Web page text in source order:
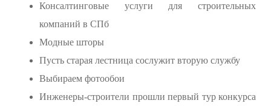
Консалтинговые услуги для строительных
компаний в СПб
Модные шторы
Пусть старая лестница сослужит вторую службу
Выбираем фотообои
Инженеры-строители прошли первый тур конкурса